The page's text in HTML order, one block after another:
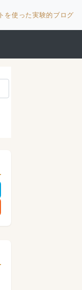
を使った実験的ブログ